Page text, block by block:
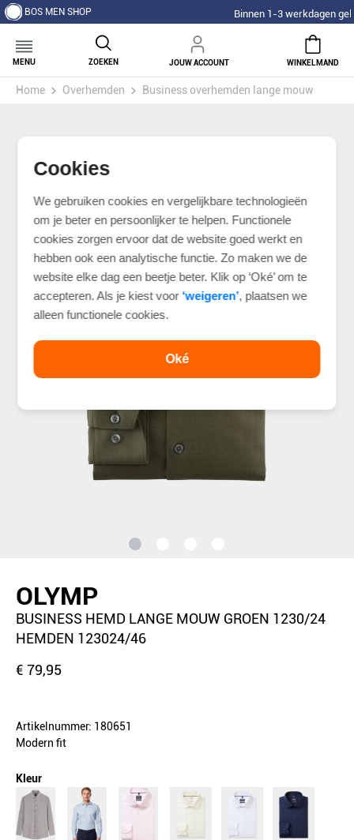
Cookies
We gebruiken cookies en vergelijkbare technologieën
om je beter en persoonlijker te helpen. Functionele
cookies zorgen ervoor dat de website goed werkt en
hebben ook een analytische functie. Zo maken we de
website elke dag een beetje beter. Klik op ‘Oké’ om te
accepteren. Als je kiest voor ‘weigeren’, plaatsen we
alleen functionele cookies.
Oké
BOS MEN SHOP Binnen 1-3 werkdagen geleverd!
MENU ZOEKEN JOUW ACCOUNT WINKELMAND
Home Overhemden Business overhemden lange mouw
OLYMP
BUSINESS HEMD LANGE MOUW GROEN 1230/24
HEMDEN 123024/46
€ 79,95
Artikelnummer: 180651
Modern fit
Kleur